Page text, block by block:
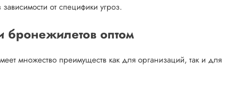
от специфики угроз.
бронежилетов оптом
множество преимуществ как для организаций, так и для